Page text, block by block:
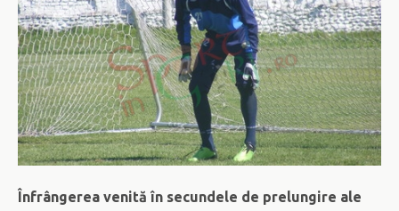
Înfrângerea venită în secundele de prelungire ale